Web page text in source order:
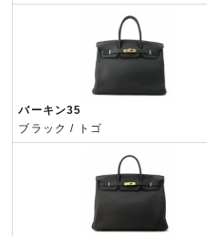
バーキン35
ブラック / トゴ